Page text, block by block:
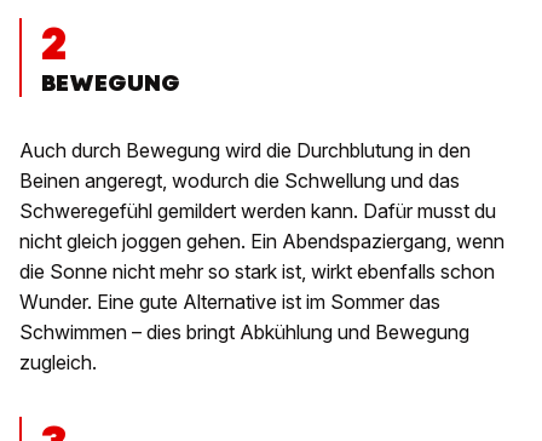
2
BEWEGUNG
Auch durch Bewegung wird die Durchblutung in den
Beinen angeregt, wodurch die Schwellung und das
Schweregefühl gemildert werden kann. Dafür musst du
nicht gleich joggen gehen. Ein Abendspaziergang, wenn
die Sonne nicht mehr so stark ist, wirkt ebenfalls schon
Wunder. Eine gute Alternative ist im Sommer das
Schwimmen – dies bringt Abkühlung und Bewegung
zugleich.